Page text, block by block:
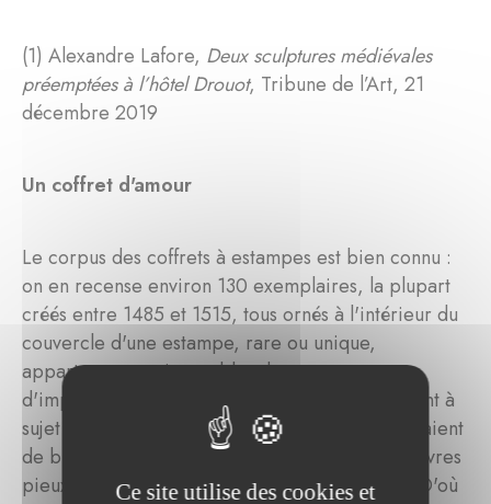
(1) Alexandre Lafore, Deux sculptures médiévales
préemptées à l’hôtel Drouot, Tribune de l’Art, 21
décembre 2019
Un coffret d'amour
Le corpus des coffrets à estampes est bien connu :
on en recense environ 130 exemplaires, la plupart
créés entre 1485 et 1515, tous ornés à l'intérieur du
couvercle d'une estampe, rare ou unique,
appartenant aux incunables de ce type
d'impression. Les estampes étaient généralement à
sujet religieux et on pense que les coffrets servaient
de bibliothèque portative pour conserver des livres
pieux, rendus précieux par leurs enluminures. D'où
Ce site utilise des cookies et